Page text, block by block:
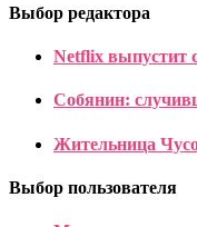
Выбор редактора
Netflix выпустит
Собянин:
Жительница
Выбор пользователя